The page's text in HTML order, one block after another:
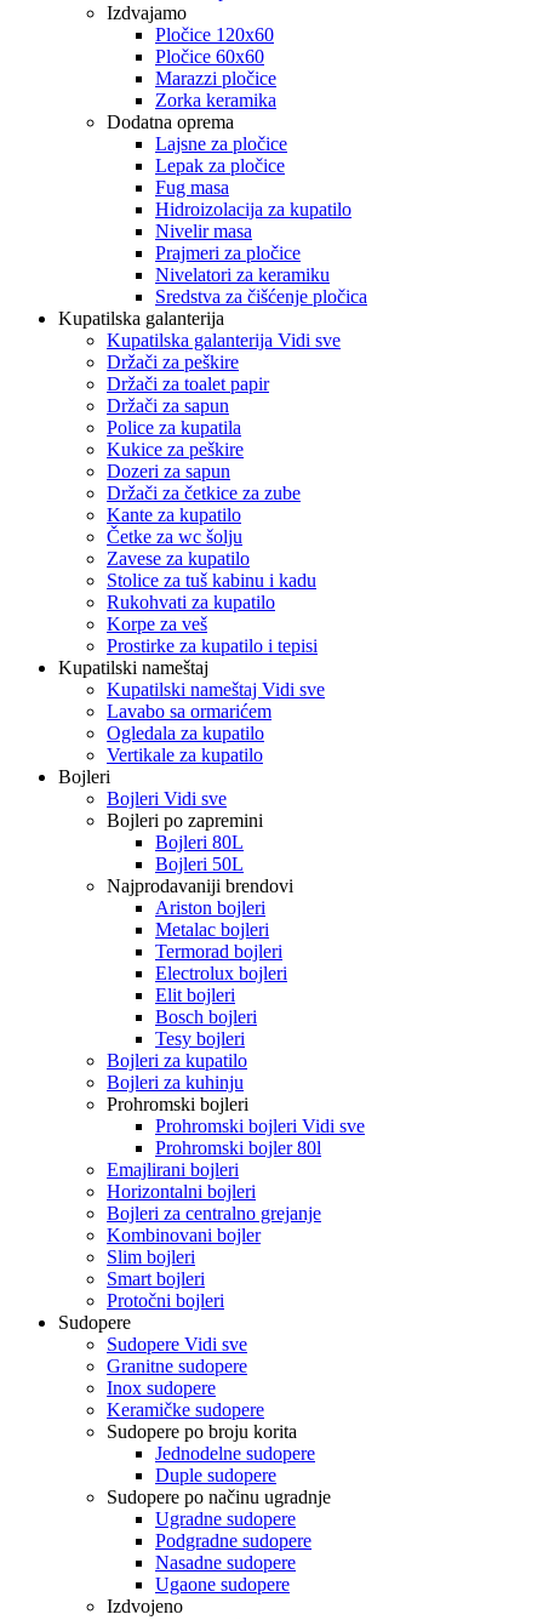
Izdvajamo
Pločice 120x60
Pločice 60x60
Marazzi pločice
Zorka keramika
Dodatna oprema
Lajsne za pločice
Lepak za pločice
Fug masa
Hidroizolacija za kupatilo
Nivelir masa
Prajmeri za pločice
Nivelatori za keramiku
Sredstva za čišćenje pločica
Kupatilska galanterija
Kupatilska galanterija Vidi sve
Držači za peškire
Držači za toalet papir
Držači za sapun
Police za kupatila
Kukice za peškire
Dozeri za sapun
Držači za četkice za zube
Kante za kupatilo
Četke za wc šolju
Zavese za kupatilo
Stolice za tuš kabinu i kadu
Rukohvati za kupatilo
Korpe za veš
Prostirke za kupatilo i tepisi
Kupatilski nameštaj
Kupatilski nameštaj Vidi sve
Lavabo sa ormarićem
Ogledala za kupatilo
Vertikale za kupatilo
Bojleri
Bojleri Vidi sve
Bojleri po zapremini
Bojleri 80L
Bojleri 50L
Najprodavaniji brendovi
Ariston bojleri
Metalac bojleri
Termorad bojleri
Electrolux bojleri
Elit bojleri
Bosch bojleri
Tesy bojleri
Bojleri za kupatilo
Bojleri za kuhinju
Prohromski bojleri
Prohromski bojleri Vidi sve
Prohromski bojler 80l
Emajlirani bojleri
Horizontalni bojleri
Bojleri za centralno grejanje
Kombinovani bojler
Slim bojleri
Smart bojleri
Protočni bojleri
Sudopere
Sudopere Vidi sve
Granitne sudopere
Inox sudopere
Keramičke sudopere
Sudopere po broju korita
Jednodelne sudopere
Duple sudopere
Sudopere po načinu ugradnje
Ugradne sudopere
Podgradne sudopere
Nasadne sudopere
Ugaone sudopere
Izdvojeno